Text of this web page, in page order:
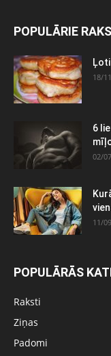
POPULĀRIE
18/
6
02/
11/
POPULĀRĀS
Raksti
Ziņas
Padomi